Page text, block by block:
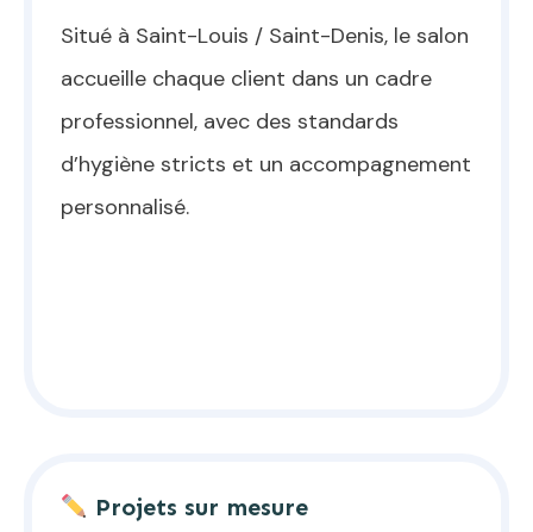
Situé à Saint-Louis / Saint-Denis, le salon
accueille chaque client dans un cadre
professionnel, avec des standards
d’hygiène stricts et un accompagnement
personnalisé.
Projets sur mesure